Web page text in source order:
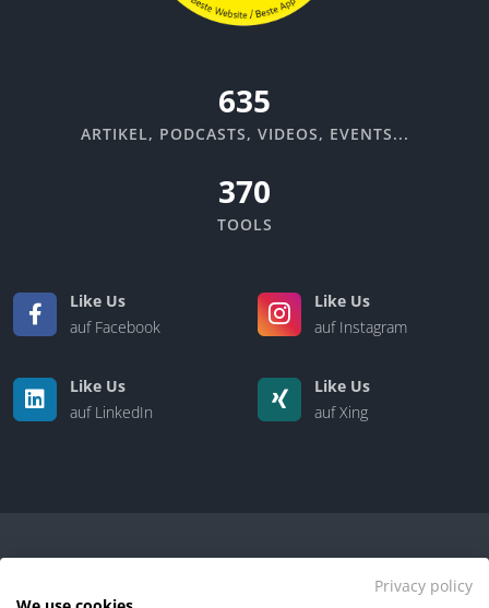
670
ARTIKEL, PODCASTS, VIDEOS, EVENTS...
370
TOOLS
Like Us
auf Facebook
Like Us
auf Instagram
Like Us
auf LinkedIn
Like Us
auf Xing
Privacy policy